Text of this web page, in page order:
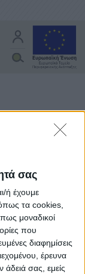
σας
ή έχουμε
τα cookies,
μοναδικοί
που
διαφημίσεις
έρευνα
άδειά σας, εμείς